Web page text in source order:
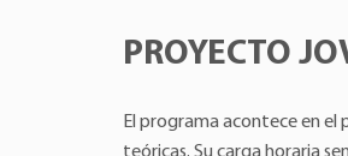
PROYECTO
El programa acontece en el
teóricas. Su carga horaria